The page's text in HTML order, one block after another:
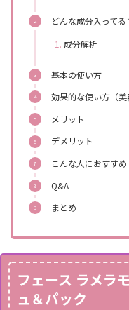
どんな成分入ってる
成分解析
基本の使い方
効果的な使い方（美
メリット
デメリット
こんな人におすすめ
Q&A
まとめ
フェース ラメラ
ュ＆パック